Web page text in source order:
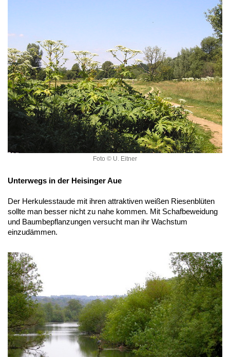
Foto © U. Eitner
Unterwegs in der Heisinger Aue
Der Herkulesstaude mit ihren attraktiven weißen Riesenblüten
sollte man besser nicht zu nahe kommen. Mit Schafbeweidung
und Baumbepflanzungen versucht man ihr Wachstum
einzudämmen.